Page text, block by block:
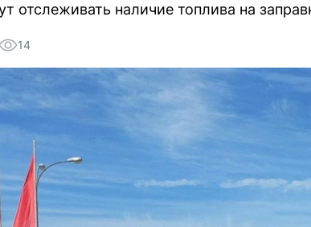
отслеживать наличие топлива на
14